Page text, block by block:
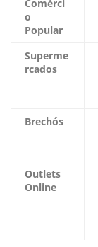
Comérci
o
Popular
Superme
rcados
Brechós
Outlets
Online